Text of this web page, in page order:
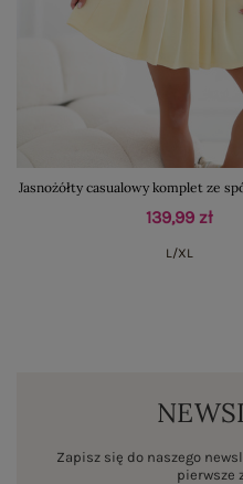
Jasnożółty casualowy komplet ze
139,99 zł
L/XL
Zapisz się do naszego
pierwsze